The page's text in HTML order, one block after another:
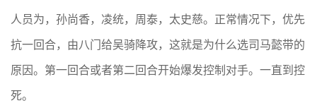
人员为，孙尚香，凌统，周泰，太史慈。正常情况下，优先
抗一回合，由八门给吴骑降攻，这就是为什么选司马懿带的
原因。第一回合或者第二回合开始爆发控制对手。一直到控
死。